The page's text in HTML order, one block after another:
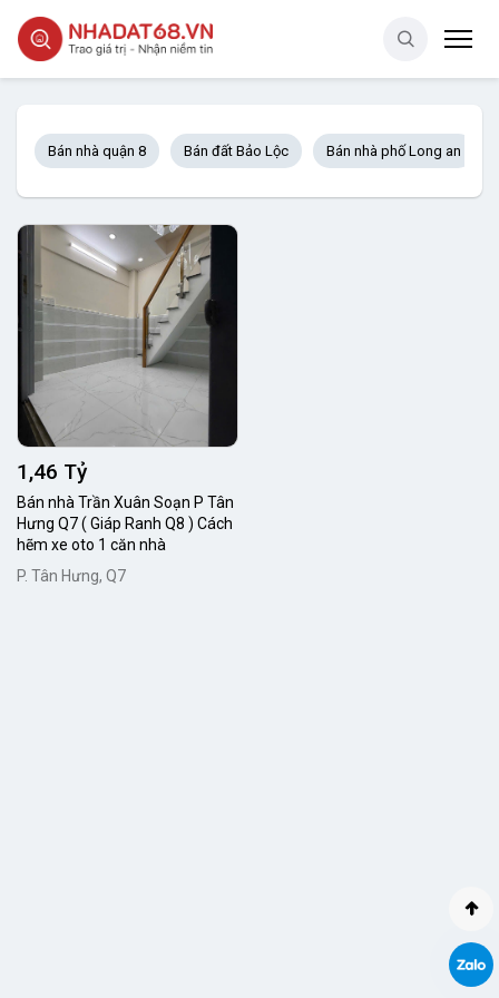
Bán nhà quận 8 Bán đất Bảo Lộc Bán nhà phố Long an
1,46 Tỷ
Bán nhà Trần Xuân Soạn P Tân
Hưng Q7 ( Giáp Ranh Q8 ) Cách
hẽm xe oto 1 căn nhà
P. Tân Hưng, Q7